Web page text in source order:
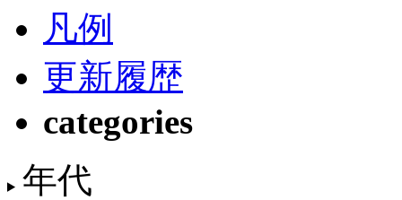
凡例
更新履歴
categories
年代